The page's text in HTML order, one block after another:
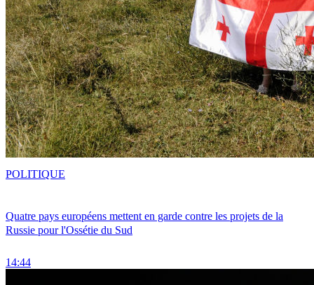
Quatre pays européens mettent en garde contre les projets de la
Russie pour l'Ossétie du Sud
14:44
POLITIQUE